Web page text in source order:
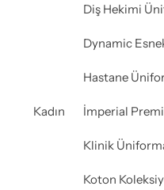
Kadın
Diş Hekimi
Dynamic
Hastane
İmperial
Klinik
Koton